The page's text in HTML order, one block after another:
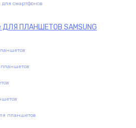
смартфонов
ДЛЯ ПЛАНШЕТОВ SAMSUNG
планшетов